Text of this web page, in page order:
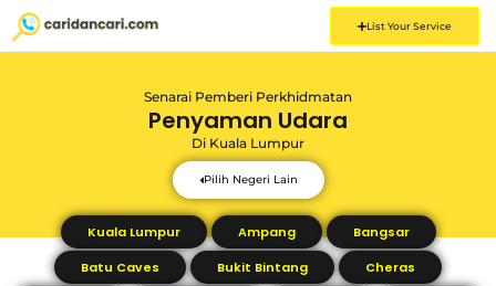
List Your Service
Senarai Pemberi Perkhidmatan
Penyaman Udara
Di Kuala Lumpur
Pilih Negeri Lain
Kuala Lumpur Ampang
Bangsar
Batu Caves
Bukit Bintang
Cheras